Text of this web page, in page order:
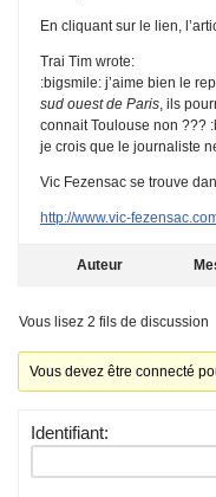
En cliquant sur le lien,
Trai Tim wrote:
:bigsmile: j’aime bien le
sud ouest de Paris , ils
connait Toulouse non ???
je crois que le journaliste
Vic Fezensac se trouve
http://www.vic-
Auteur
Vous lisez 2 fils de discussion
Vous devez être connecté
Identifiant: